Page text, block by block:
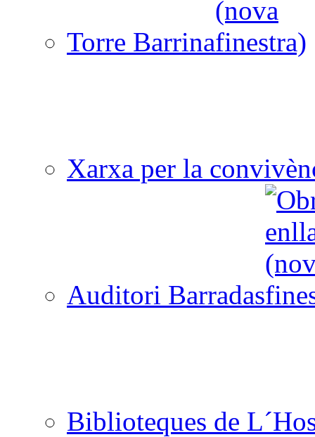
Torre Barrina
Xarxa per la
Auditori Barradas
Biblioteques de